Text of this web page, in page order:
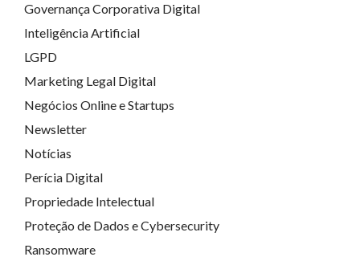
Governança Corporativa Digital
Inteligência Artificial
LGPD
Marketing Legal Digital
Negócios Online e Startups
Newsletter
Notícias
Perícia Digital
Propriedade Intelectual
Proteção de Dados e Cybersecurity
Ransomware